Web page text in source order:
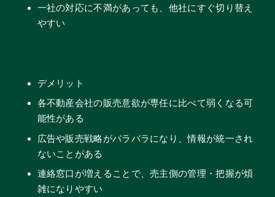
一社の対応に不満があっても、他社にすぐ切り替え
やすい
デメリット
各不動産会社の販売意欲が専任に比べて弱くなる可
能性がある
広告や販売戦略がバラバラになり、情報が統一され
ないことがある
連絡窓口が増えることで、売主側の管理・把握が煩
雑になりやすい